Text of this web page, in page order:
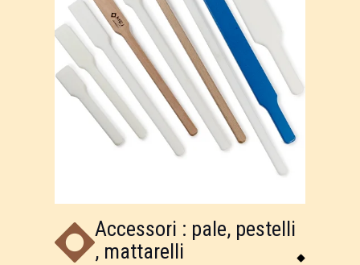
Accessori : pale, pestelli
, mattarelli